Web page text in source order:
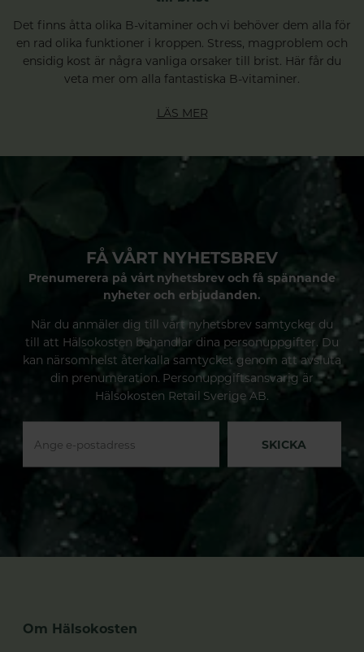
Det finns åtta olika B-vitaminer och vi behöver dem alla för
en rad olika funktioner i kroppen. Stress, magproblem och
ensidig kost är några vanliga orsaker till brist. Här får du
veta mer om alla fantastiska B-vitaminer.
LÄS MER
FÅ VÅRT NYHETSBREV
Prenumerera på vårt nyhetsbrev och få spännande
nyheter och erbjudanden.
När du anmäler dig till vårt nyhetsbrev samtycker du
till att Hälsokosten behandlar dina personuppgifter. Du
kan närsomhelst återkalla samtycket genom att avsluta
din prenumeration. Personuppgiftsansvarig är
Hälsokosten Retail Sverige AB.
SKICKA
Om Hälsokosten